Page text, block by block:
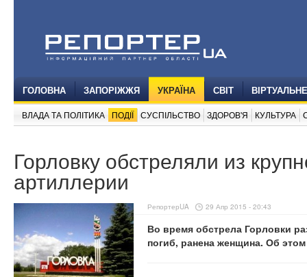
ГОЛОВНА ЗАПОРІЖЖЯ УКРАЇНА СВІТ
ВЛАДА ТА ПОЛІТИКА ПОДІЇ СУСПІЛЬСТВО ЗДОРОВ'Я КУЛЬТУРА
Горловку обстреляли из
артиллерии
РепортерUA 29 Апр 2015 - 20:43
Во время обстрела Горловки
погиб, ранена женщина. Об